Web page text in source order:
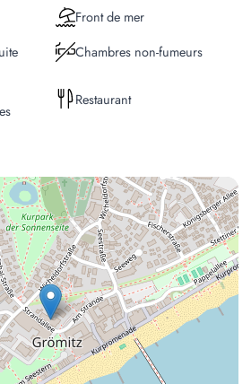
Front de mer
Chambres non-fumeurs
Restaurant